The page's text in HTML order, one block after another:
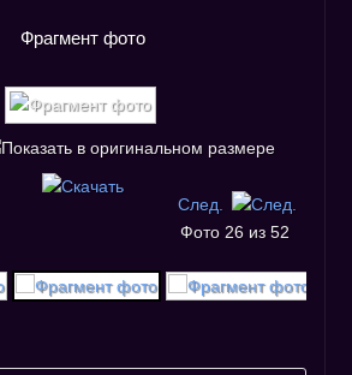
Фрагмент фото
След.
Фото 26 из 52